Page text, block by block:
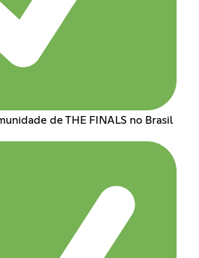
de THE FINALS no Brasil